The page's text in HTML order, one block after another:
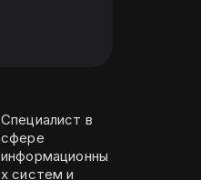
Специалист в
сфере
информационны
х систем и